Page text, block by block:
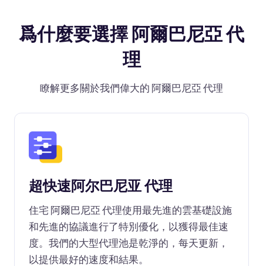
爲什麼要選擇 阿爾巴尼亞 代
理
瞭解更多關於我們偉大的 阿爾巴尼亞 代理
超快速阿尔巴尼亚 代理
住宅 阿爾巴尼亞 代理使用最先進的雲基礎設施
和先進的協議進行了特別優化，以獲得最佳速
度。我們的大型代理池是乾淨的，每天更新，
以提供最好的速度和結果。